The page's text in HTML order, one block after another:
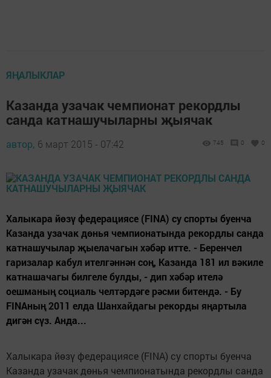
ЯҢАЛЫКЛАР
Казанда узачак чемпионат рекордлы
санда катнашучыларны җыячак
автор, 6 март 2015 - 07:42 745 0 0
Халыкара йөзү федерациясе (FINA) су спорты буенча
Казанда узачак дөнья чемпионатында рекордлы санда
катнашучылар җыелачагын хәбәр итте. - Беренчел
гаризалар кабул ителгәннән соң, Казанда 181 ил вәкиле
катнашачагы билгеле булды, - дип хәбәр ителә
оешманың социаль челтәрдәге рәсми битендә. - Бу
FINAның 2011 елда Шанхайдагы рекорды яңартыла
дигән сүз. Анда...
Халыкара йөзү федерациясе (FINA) су спорты буенча
Казанда узачак дөнья чемпионатында рекордлы санда